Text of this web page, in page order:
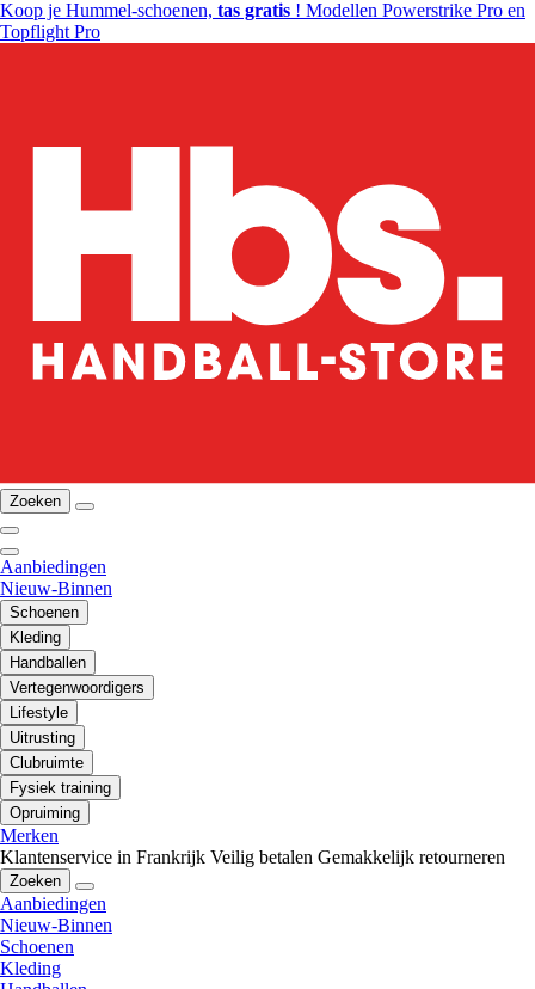
Koop je Hummel-schoenen, tas gratis ! Modellen Powerstrike Pro en
Topflight Pro
Zoeken
Aanbiedingen
Nieuw-Binnen
Schoenen
Kleding
Handballen
Vertegenwoordigers
Lifestyle
Uitrusting
Clubruimte
Fysiek training
Opruiming
Merken
Klantenservice in Frankrijk Veilig betalen Gemakkelijk retourneren
Zoeken
Aanbiedingen
Nieuw-Binnen
Schoenen
Kleding